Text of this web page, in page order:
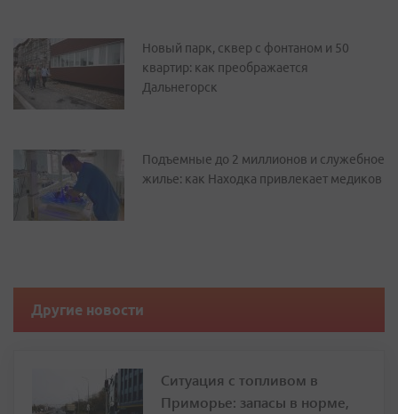
Новый парк, сквер с фонтаном и 50
квартир: как преображается
Дальнегорск
Подъемные до 2 миллионов и служебное
жилье: как Находка привлекает медиков
Другие новости
Ситуация с топливом в
Приморье: запасы в норме,